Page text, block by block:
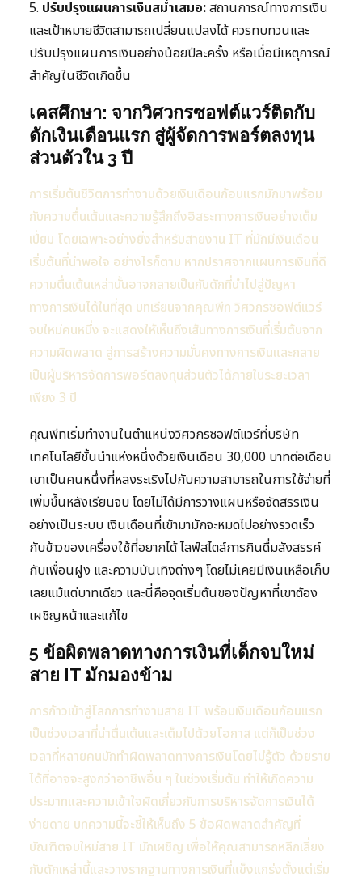
5. ปรับปรุงแผนการเงินสม่ำเสมอ:สถานการณ์ทางการเงิน
และเป้าหมายชีวิตสามารถเปลี่ยนแปลงได้ ควรทบทวนและ
ปรับปรุงแผนการเงินอย่างน้อยปีละครั้ง หรือเมื่อมีเหตุการณ์
สำคัญในชีวิตเกิดขึ้น
เคสศึกษา: จากวิศวกรซอฟต์แวร์ติดกับ
ดักเงินเดือนแรก สู่ผู้จัดการพอร์ตลงทุน
ส่วนตัวใน 3 ปี
การเริ่มต้นชีวิตการทำงานด้วยเงินเดือนก้อนแรกมักมาพร้อม
กับความตื่นเต้นและความรู้สึกถึงอิสระทางการเงินอย่างเต็ม
เปี่ยม โดยเฉพาะอย่างยิ่งสำหรับสายงาน IT ที่มักมีเงินเดือน
เริ่มต้นที่น่าพอใจ อย่างไรก็ตาม หากปราศจากแผนการเงินที่ดี
ความตื่นเต้นเหล่านั้นอาจกลายเป็นกับดักที่นำไปสู่ปัญหา
ทางการเงินได้ในที่สุด บทเรียนจากคุณพีท วิศวกรซอฟต์แวร์
จบใหม่คนหนึ่ง จะแสดงให้เห็นถึงเส้นทางการเงินที่เริ่มต้นจาก
ความผิดพลาด สู่การสร้างความมั่นคงทางการเงินและกลาย
เป็นผู้บริหารจัดการพอร์ตลงทุนส่วนตัวได้ภายในระยะเวลา
เพียง 3 ปี
คุณพีทเริ่มทำงานในตำแหน่งวิศวกรซอฟต์แวร์ที่บริษัท
เทคโนโลยีชั้นนำแห่งหนึ่งด้วยเงินเดือน 30,000 บาทต่อเดือน
เขาเป็นคนหนึ่งที่หลงระเริงไปกับความสามารถในการใช้จ่ายที่
เพิ่มขึ้นหลังเรียนจบ โดยไม่ได้มีการวางแผนหรือจัดสรรเงิน
อย่างเป็นระบบ เงินเดือนที่เข้ามามักจะหมดไปอย่างรวดเร็ว
กับข้าวของเครื่องใช้ที่อยากได้ ไลฟ์สไตล์การกินดื่มสังสรรค์
กับเพื่อนฝูง และความบันเทิงต่างๆ โดยไม่เคยมีเงินเหลือเก็บ
เลยแม้แต่บาทเดียว และนี่คือจุดเริ่มต้นของปัญหาที่เขาต้อง
เผชิญหน้าและแก้ไข
5 ข้อผิดพลาดทางการเงินที่เด็กจบใหม่
สาย IT มักมองข้าม
การก้าวเข้าสู่โลกการทำงานสาย IT พร้อมเงินเดือนก้อนแรก
เป็นช่วงเวลาที่น่าตื่นเต้นและเต็มไปด้วยโอกาส แต่ก็เป็นช่วง
เวลาที่หลายคนมักทำผิดพลาดทางการเงินโดยไม่รู้ตัว ด้วยราย
ได้ที่อาจจะสูงกว่าอาชีพอื่น ๆ ในช่วงเริ่มต้น ทำให้เกิดความ
ประมาทและความเข้าใจผิดเกี่ยวกับการบริหารจัดการเงินได้
ง่ายดาย บทความนี้จะชี้ให้เห็นถึง 5 ข้อผิดพลาดสำคัญที่
บัณฑิตจบใหม่สาย IT มักเผชิญ เพื่อให้คุณสามารถหลีกเลี่ยง
กับดักเหล่านี้และวางรากฐานทางการเงินที่แข็งแกร่งตั้งแต่เริ่ม